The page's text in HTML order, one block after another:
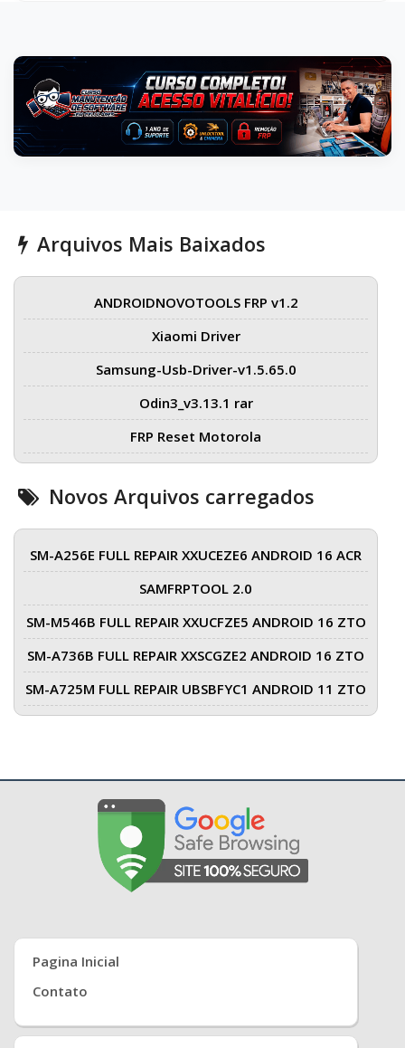
Arquivos Mais Baixados
ANDROIDNOVOTOOLS FRP v1.2
Xiaomi Driver
Samsung-Usb-Driver-v1.5.65.0
Odin3_v3.13.1 rar
FRP Reset Motorola
Novos Arquivos carregados
SM-A256E FULL REPAIR XXUCEZE6 ANDROID 16 ACR
SAMFRPTOOL 2.0
SM-M546B FULL REPAIR XXUCFZE5 ANDROID 16 ZTO
SM-A736B FULL REPAIR XXSCGZE2 ANDROID 16 ZTO
SM-A725M FULL REPAIR UBSBFYC1 ANDROID 11 ZTO
Pagina Inicial
Contato